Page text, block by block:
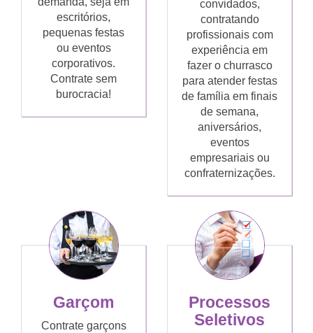
escritórios,
pequenas festas
ou eventos
corporativos.
Contrate sem
burocracia!
convidados,
contratando
profissionais com
experiência em
fazer o churrasco
para atender festas
de família em finais
de semana,
aniversários,
eventos
empresariais ou
confraternizações.
Garçom
Contrate garçons
Processos
Seletivos